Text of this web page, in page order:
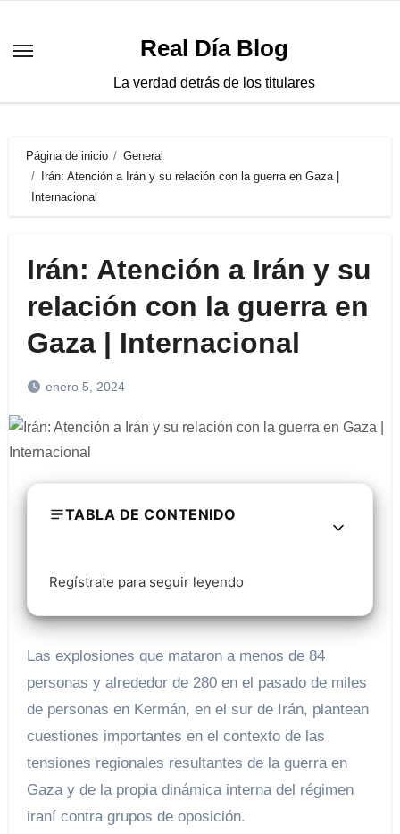
contenido
Real Día Blog
La verdad detrás de los titulares
Página de inicio
General
Irán: Atención a Irán y su relación con la guerra en Gaza |
Internacional
Irán: Atención a Irán y su
relación con la guerra en
Gaza | Internacional
enero 5, 2024
TABLA DE CONTENIDO
Regístrate para seguir leyendo
Las explosiones que mataron a menos de 84
personas y alrededor de 280 en el pasado de miles
de personas en Kermán, en el sur de Irán, plantean
cuestiones importantes en el contexto de las
tensiones regionales resultantes de la guerra en
Gaza y de la propia dinámica interna del régimen
iraní contra grupos de oposición.